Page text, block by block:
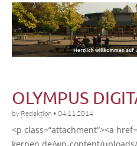
OLYMPUS
by Redaktion • 04.11.2014
<p class=“attachment”><a